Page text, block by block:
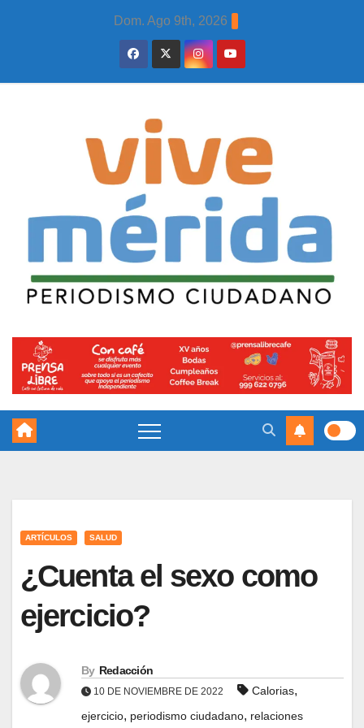
Dom. Ago 9th, 2026
ARTÍCULOS SALUD
¿Cuenta el sexo como
ejercicio?
By Redacción
10 DE NOVIEMBRE DE 2022 Calorias,
ejercicio, periodismo ciudadano, relaciones